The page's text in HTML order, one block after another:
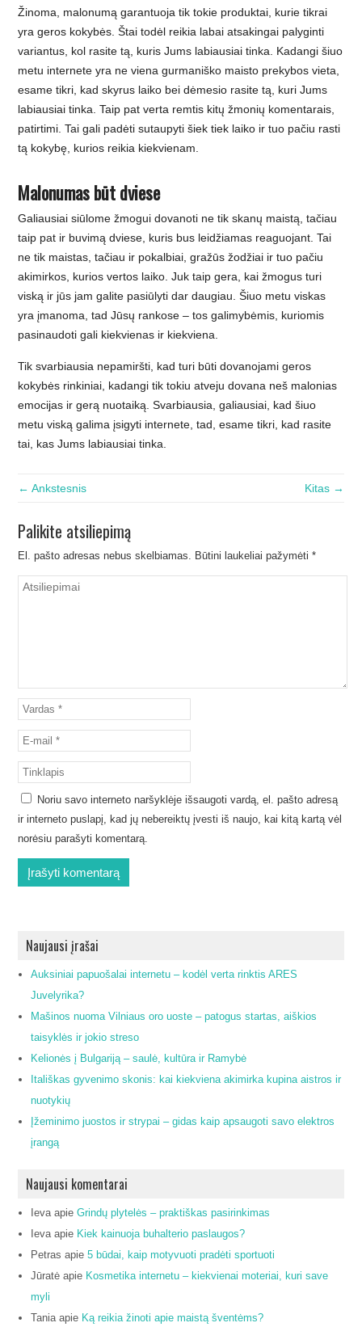
Žinoma, malonumą garantuoja tik tokie produktai, kurie tikrai
yra geros kokybės. Štai todėl reikia labai atsakingai palyginti
variantus, kol rasite tą, kuris Jums labiausiai tinka. Kadangi šiuo
metu internete yra ne viena gurmaniško maisto prekybos vieta,
esame tikri, kad skyrus laiko bei dėmesio rasite tą, kuri Jums
labiausiai tinka. Taip pat verta remtis kitų žmonių komentarais,
patirtimi. Tai gali padėti sutaupyti šiek tiek laiko ir tuo pačiu rasti
tą kokybę, kurios reikia kiekvienam.
Malonumas būt dviese
Galiausiai siūlome žmogui dovanoti ne tik skanų maistą, tačiau
taip pat ir buvimą dviese, kuris bus leidžiamas reaguojant. Tai
ne tik maistas, tačiau ir pokalbiai, gražūs žodžiai ir tuo pačiu
akimirkos, kurios vertos laiko. Juk taip gera, kai žmogus turi
viską ir jūs jam galite pasiūlyti dar daugiau. Šiuo metu viskas
yra įmanoma, tad Jūsų rankose – tos galimybėmis, kuriomis
pasinaudoti gali kiekvienas ir kiekviena.
Tik svarbiausia nepamiršti, kad turi būti dovanojami geros
kokybės rinkiniai, kadangi tik tokiu atveju dovana neš malonias
emocijas ir gerą nuotaiką. Svarbiausia, galiausiai, kad šiuo
metu viską galima įsigyti internete, tad, esame tikri, kad rasite
tai, kas Jums labiausiai tinka.
← Ankstesnis Kitas →
Palikite atsiliepimą
El. pašto adresas nebus skelbiamas. Būtini laukeliai pažymėti*
Noriu savo interneto naršyklėje išsaugoti vardą, el. pašto adresą
ir interneto puslapį, kad jų nebereiktų įvesti iš naujo, kai kitą kartą vėl
norėsiu parašyti komentarą.
Naujausi įrašai
Auksiniai papuošalai internetu – kodėl verta rinktis ARES
Juvelyrika?
Mašinos nuoma Vilniaus oro uoste – patogus startas, aiškios
taisyklės ir jokio streso
Kelionės į Bulgariją – saulė, kultūra ir Ramybė
Itališkas gyvenimo skonis: kai kiekviena akimirka kupina aistros ir
nuotykių
Įžeminimo juostos ir strypai – gidas kaip apsaugoti savo elektros
įrangą
Naujausi komentarai
IevaapieGrindų plytelės – praktiškas pasirinkimas
Ievaapie Kiek kainuoja buhalterio paslaugos?
Petras apie5 būdai, kaip motyvuoti pradėti sportuoti
Jūratė apie Kosmetika internetu – kiekvienai moteriai, kuri save
myli
Taniaapie Ką reikia žinoti apie maistą šventėms?